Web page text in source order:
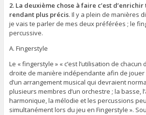
2. La deuxième chose à faire c’est
rendant plus précis. Il y a plein de manières
je vais te parler de mes deux préférées ; le
percussive.
A. Fingerstyle
Le « fingerstyle » « c’est l’utilisation de
droite de manière indépendante afin de jouer
d’un arrangement musical qui devraient
plusieurs membres d’un orchestre ; la basse,
harmonique, la mélodie et les percussions
simultanément lors du jeu en Fingerstyle ».